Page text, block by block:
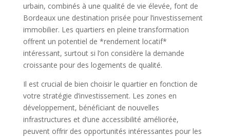
urbain, combinés à une qualité de vie élevée, font de
Bordeaux une destination prisée pour l’investissement
immobilier. Les quartiers en pleine transformation
offrent un potentiel de *rendement locatif*
intéressant, surtout si l’on considère la demande
croissante pour des logements de qualité.
Il est crucial de bien choisir le quartier en fonction de
votre stratégie d’investissement. Les zones en
développement, bénéficiant de nouvelles
infrastructures et d’une accessibilité améliorée,
peuvent offrir des opportunités intéressantes pour les